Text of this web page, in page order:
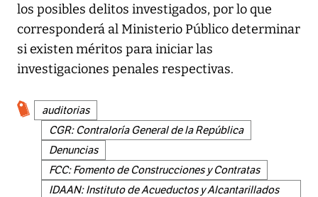
los posibles delitos investigados, por lo que
corresponderá al Ministerio Público determinar
si existen méritos para iniciar las
investigaciones penales respectivas.
auditorias
CGR: Contraloría General de la República
Denuncias
FCC: Fomento de Construcciones y Contratas
IDAAN: Instituto de Acueductos y Alcantarillados